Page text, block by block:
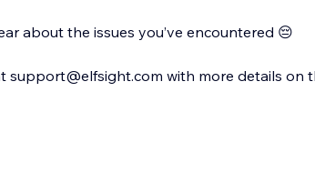
about the issues you’ve encountered 😔
support@elfsight.com with more details on